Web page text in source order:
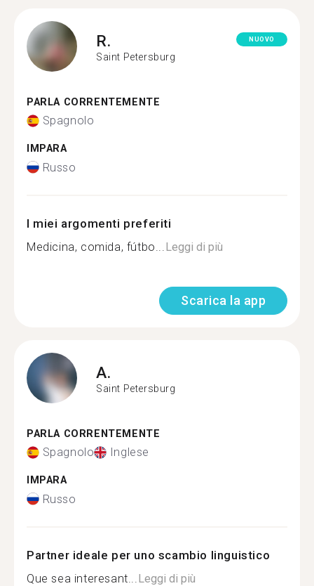
R.
Saint Petersburg
NUOVO
PARLA CORRENTEMENTE
Spagnolo
IMPARA
Russo
I miei argomenti preferiti
Medicina, comida, fútbo... Leggi di più
Scarica la app
A.
Saint Petersburg
PARLA CORRENTEMENTE
Spagnolo Inglese
IMPARA
Russo
Partner ideale per uno scambio linguistico
Que sea interesant... Leggi di più